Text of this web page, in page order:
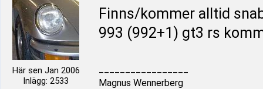
Här sen Jan 2006
Inlägg: 2533
Finns/kommer alltid
993 (992+1) gt3 rs
Magnus Wennerberg